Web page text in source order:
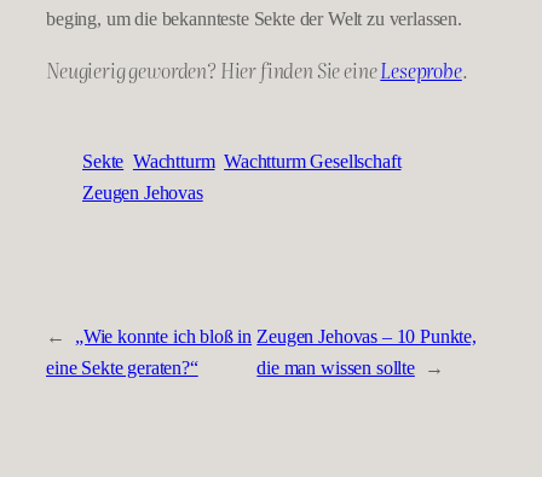
beging, um die bekannteste Sekte der Welt zu verlassen.
Neugierig geworden? Hier finden Sie eineLeseprobe.
Sekte Wachtturm Wachtturm Gesellschaft
Zeugen Jehovas
←
„Wie konnte ich bloß in
eine Sekte geraten?“
Zeugen Jehovas – 10 Punkte,
die man wissen sollte →